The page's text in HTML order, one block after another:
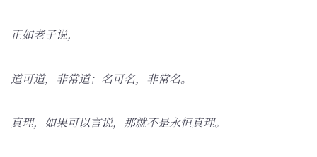
正如老子说，
道可道，非常道；名可名，非常名。
真理，如果可以言说，那就不是永恒真理。